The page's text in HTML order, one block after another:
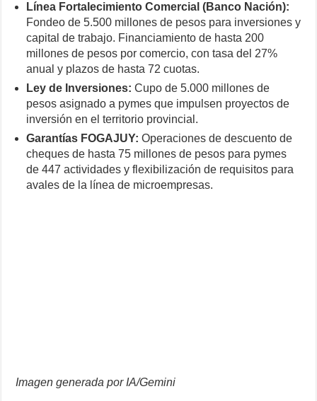
Línea Fortalecimiento Comercial (Banco Nación):
Fondeo de 5.500 millones de pesos para inversiones y
capital de trabajo. Financiamiento de hasta 200
millones de pesos por comercio, con tasa del 27%
anual y plazos de hasta 72 cuotas.
Ley de Inversiones: Cupo de 5.000 millones de
pesos asignado a pymes que impulsen proyectos de
inversión en el territorio provincial.
Garantías FOGAJUY: Operaciones de descuento de
cheques de hasta 75 millones de pesos para pymes
de 447 actividades y flexibilización de requisitos para
avales de la línea de microempresas.
Imagen generada por IA/Gemini